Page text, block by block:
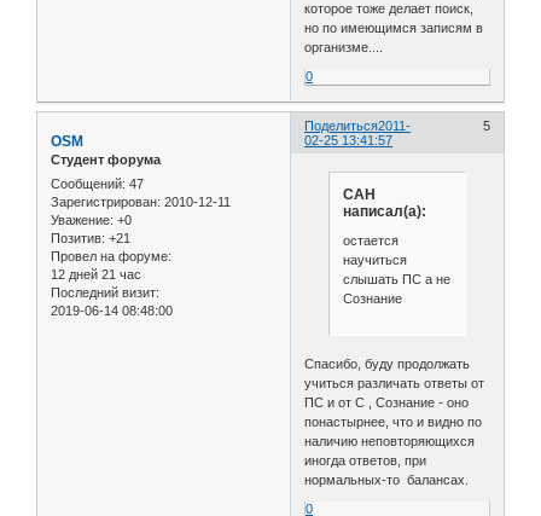
которое тоже делает поиск,
но по имеющимся записям в
организме....
0
Поделиться 5
2011-
02-25 13:41:57
OSM
Студент форума
Сообщений: 47
Зарегистрирован: 2010-12-11
Уважение: +0
Позитив: +21
Провел на форуме:
12 дней 21 час
Последний визит:
2019-06-14 08:48:00
САН
написал(а):
остается
научиться
слышать ПС а не
Сознание
Спасибо, буду продолжать
учиться различать ответы от
ПС и от С , Сознание - оно
понастырнее, что и видно по
наличию неповторяющихся
иногда ответов, при
нормальных-то балансах.
0